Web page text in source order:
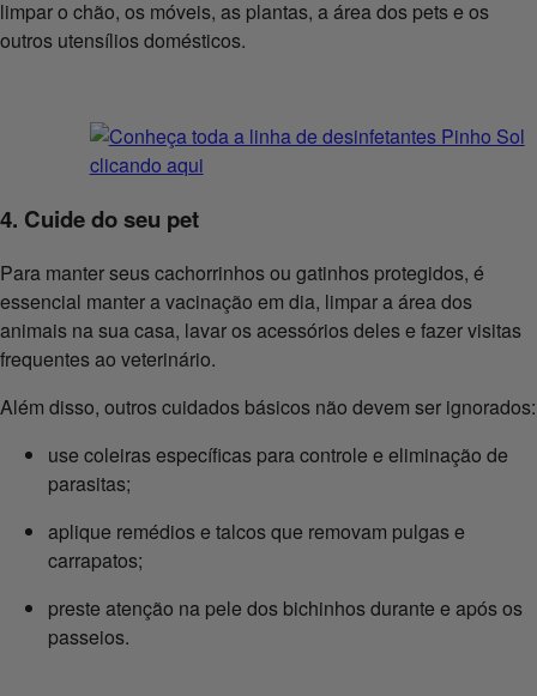
limpar o chão, os móveis, as plantas, a área dos pets e os
outros utensílios domésticos.
4. Cuide do seu pet
Para manter seus cachorrinhos ou gatinhos protegidos, é
essencial manter a vacinação em dia, limpar a área dos
animais na sua casa, lavar os acessórios deles e fazer visitas
frequentes ao veterinário.
Além disso, outros cuidados básicos não devem ser ignorados:
use coleiras específicas para controle e eliminação de
parasitas;
aplique remédios e talcos que removam pulgas e
carrapatos;
preste atenção na pele dos bichinhos durante e após os
passeios.